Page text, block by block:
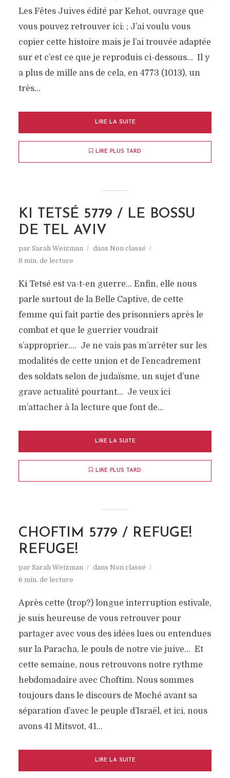
Les Fêtes Juives édité par Kehot, ouvrage que
vous pouvez retrouver ici: ; J’ai voulu vous
copier cette histoire mais je l’ai trouvée adaptée
sur et c’est ce que je reproduis ci-dessous… Il y
a plus de mille ans de cela, en 4773 (1013), un
très...
LIRE LA SUITE
LIRE PLUS TARD
KI TETSÉ 5779 / LE BOSSU
DE TEL AVIV
par Sarah Weizman dans Non classé
8 min. de lecture
Ki Tetsé est va-t-en guerre… Enfin, elle nous
parle surtout de la Belle Captive, de cette
femme qui fait partie des prisonniers après le
combat et que le guerrier voudrait
s’approprier…. Je ne vais pas m’arrêter sur les
modalités de cette union et de l’encadrement
des soldats selon de judaïsme, un sujet d’une
grave actualité pourtant… Je veux ici
m’attacher à la lecture que font de...
LIRE LA SUITE
LIRE PLUS TARD
CHOFTIM 5779 / REFUGE!
REFUGE!
par Sarah Weizman dans Non classé
6 min. de lecture
Après cette (trop?) longue interruption estivale,
je suis heureuse de vous retrouver pour
partager avec vous des idées lues ou entendues
sur la Paracha, le pouls de notre vie juive… Et
cette semaine, nous retrouvons notre rythme
hebdomadaire avec Choftim. Nous sommes
toujours dans le discours de Moché avant sa
séparation d’avec le peuple d’Israël, et ici, nous
avons 41 Mitsvot, 41...
LIRE LA SUITE